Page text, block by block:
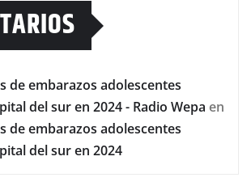
de embarazos adolescentes
del sur en 2024 - Radio Wepa en
de embarazos adolescentes
del sur en 2024